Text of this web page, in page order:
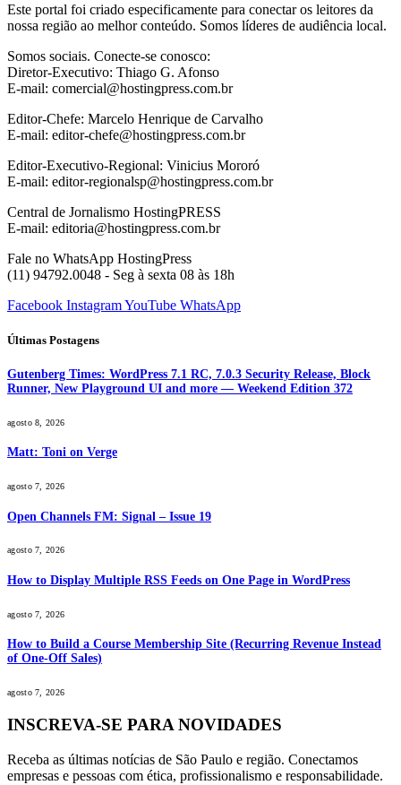
Este portal foi criado especificamente para conectar os leitores da
nossa região ao melhor conteúdo. Somos líderes de audiência local.
Somos sociais. Conecte-se conosco:
Diretor-Executivo: Thiago G. Afonso
E-mail: comercial@hostingpress.com.br
Editor-Chefe: Marcelo Henrique de Carvalho
E-mail: editor-chefe@hostingpress.com.br
Editor-Executivo-Regional: Vinicius Mororó
E-mail: editor-regionalsp@hostingpress.com.br
Central de Jornalismo HostingPRESS
E-mail: editoria@hostingpress.com.br
Fale no WhatsApp HostingPress
(11) 94792.0048 - Seg à sexta 08 às 18h
Facebook InstagramYouTube WhatsApp
Últimas Postagens
Gutenberg Times: WordPress 7.1 RC, 7.0.3 Security Release, Block
Runner, New Playground UI and more — Weekend Edition 372
agosto 8, 2026
Matt: Toni on Verge
agosto 7, 2026
Open Channels FM: Signal – Issue 19
agosto 7, 2026
How to Display Multiple RSS Feeds on One Page in WordPress
agosto 7, 2026
How to Build a Course Membership Site (Recurring Revenue Instead
of One-Off Sales)
agosto 7, 2026
INSCREVA-SE PARA NOVIDADES
Receba as últimas notícias de São Paulo e região. Conectamos
empresas e pessoas com ética, profissionalismo e responsabilidade.